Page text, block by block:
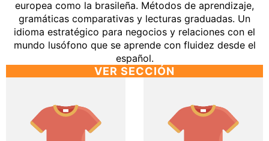
europea como la brasileña. Métodos de aprendizaje,
gramáticas comparativas y lecturas graduadas. Un
idioma estratégico para negocios y relaciones con el
mundo lusófono que se aprende con fluidez desde el
español.
VER SECCIÓN